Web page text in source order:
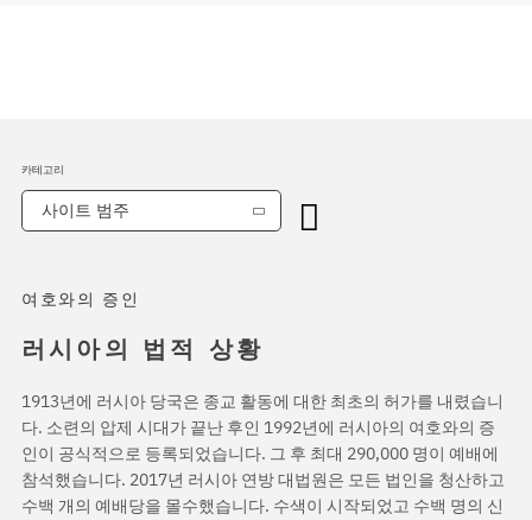
여호와의 증인
러시아의 법적 상황
1913년에 러시아 당국은 종교 활동에 대한 최초의 허가를 내렸습니
다. 소련의 압제 시대가 끝난 후인 1992년에 러시아의 여호와의 증
인이 공식적으로 등록되었습니다. 그 후 최대 290,000 명이 예배에
참석했습니다. 2017년 러시아 연방 대법원은 모든 법인을 청산하고
수백 개의 예배당을 몰수했습니다. 수색이 시작되었고 수백 명의 신
카테고리
사이트 범주